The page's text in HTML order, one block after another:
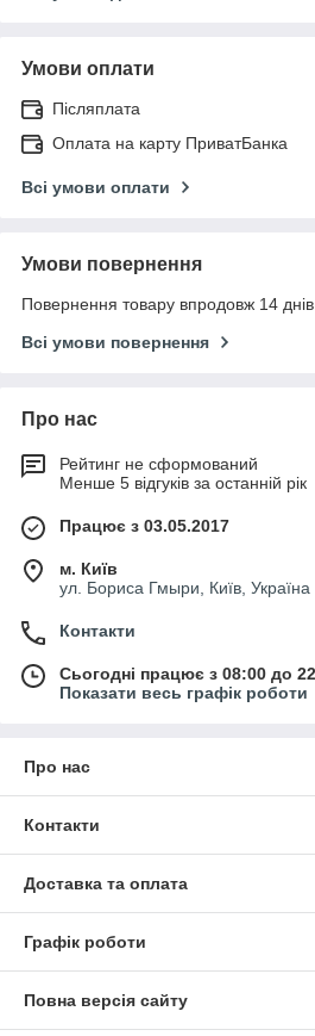
Умови оплати
Післяплата
Оплата на карту ПриватБанка
Всі умови оплати
Умови повернення
Повернення товару впродовж 14
Всі умови повернення
Про нас
Рейтинг не сформований
Менше 5 відгуків за останній рік
Працює з 03.05.2017
м. Київ
ул. Бориса Гмыри, Київ, Україна
Контакти
Сьогодні працює з 08:00 до
Показати весь графік роботи
Про нас
Контакти
Доставка та оплата
Графік роботи
Повна версія сайту